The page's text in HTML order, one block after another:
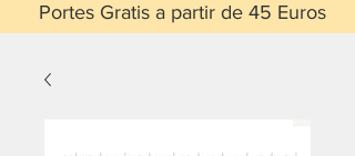
a partir de 45 Euros